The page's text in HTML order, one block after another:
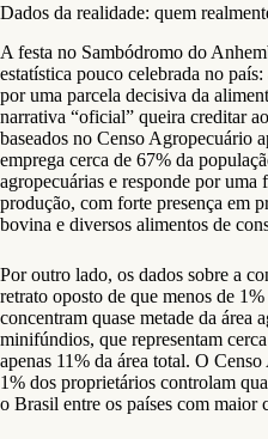
Dados da realidade: quem
A festa no Sambódromo do
estatística pouco celebrada no
por uma parcela decisiva da
narrativa “oficial” queira creditar
baseados no Censo Agropecuário
emprega cerca de 67% da
agropecuárias e responde por
produção, com forte presença em
bovina e diversos alimentos de
Por outro lado, os dados sobre a
retrato oposto de que menos de
concentram quase metade da área
minifúndios, que representam
apenas 11% da área total. O
1% dos proprietários controlam
o Brasil entre os países com maior